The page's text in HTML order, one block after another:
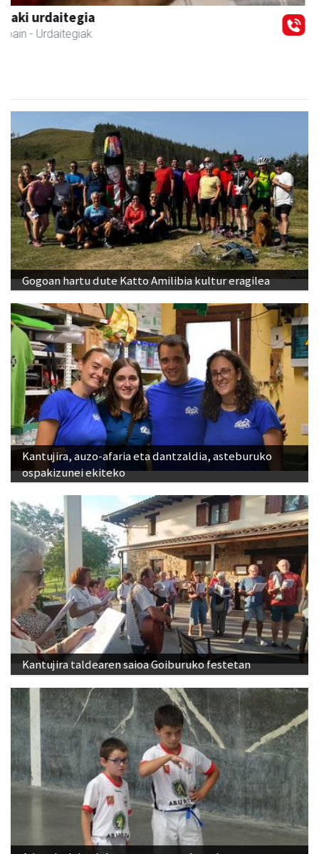
Urpa autobusak
Andoain - Autobusak
Gogoan hartu dute Katto Amilibia kultur eragilea
Kantujira, auzo-afaria eta dantzaldia, asteburuko
ospakizunei ekiteko
Kantujira taldearen saioa Goiburuko festetan